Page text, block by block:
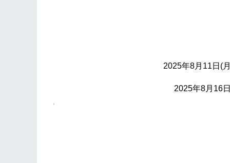
2025年8月11日(
2025年8月16日